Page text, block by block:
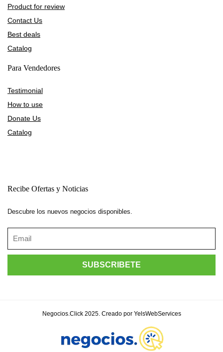
Product for review
Contact Us
Best deals
Catalog
Para Vendedores
Testimonial
How to use
Donate Us
Catalog
Recibe Ofertas y Noticias
Descubre los nuevos negocios disponibles.
Negocios.Click 2025. Creado por YelsWebServices